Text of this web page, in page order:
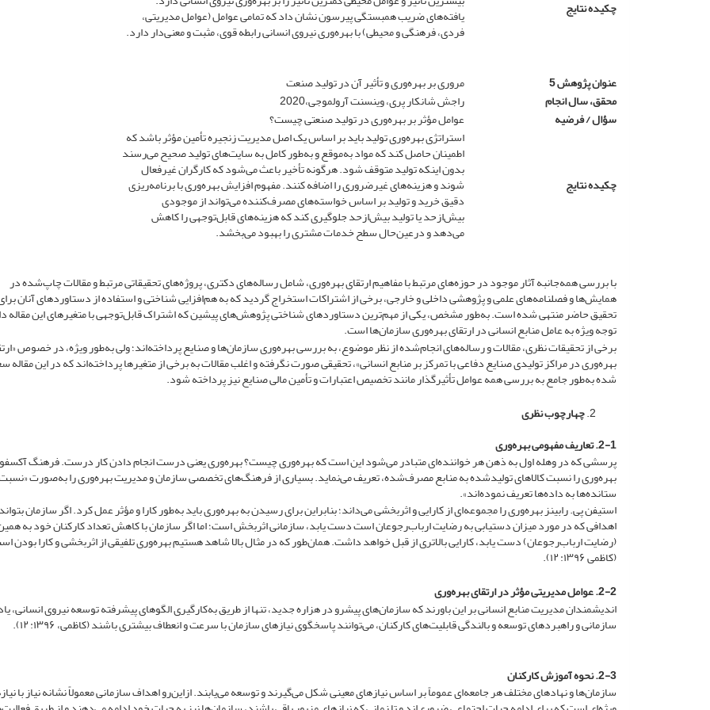
چکیده نتایج
یافته‌های ضریب همبستگی پیرسون نشان داد که تمامی عوامل (عوامل مدیریتی،
فردی، فرهنگی و محیطی) با بهره‌وری نیروی انسانی رابطه قوی، مثبت و معنی‌دار دارد.
عنوان پژوهش 5
مروری بر بهره‌وری و تأثیر آن در تولید صنعت
محقق، سال انجام
راجش شانکار پری، وینسنت آرولموجی،2020
سؤال / فرضیه
عوامل مؤثر بر بهره‌وری در تولید صنعتی چیست؟
چکیده نتایج
استراتژی بهره‌وری تولید باید بر اساس یک اصل مدیریت زنجیره تأمین مؤثر باشد که
اطمینان حاصل کند که مواد به‌موقع و به‌طور کامل به سایت‌های تولید صحیح می‌رسند
بدون اینکه تولید متوقف شود. هرگونه تأخیر باعث می‌شود که کارگران غیرفعال
شوند و هزینه‌های غیرضروری را اضافه کنند. مفهوم افزایش بهره‌وری با برنامه‌ریزی
دقیق خرید و تولید بر اساس خواسته‌های مصرف‌کننده می‌تواند از موجودی
بیش‌ازحد یا تولید بیش‌ازحد جلوگیری کند که هزینه‌های قابل‌توجهی را کاهش
می‌دهد و درعین‌حال سطح خدمات مشتری را بهبود می‌بخشد.
با بررسی همه‌جانبه آثار موجود در حوزه‌های مرتبط با مفاهیم ارتقای بهره‌وری، شامل رساله‌های دکتری، پروژه‌های تحقیقاتی مرتبط و مقالات چاپ‌شده در
همایش‌ها و فصلنامه‌های علمی و پژوهشی داخلی و خارجی، برخی از اشتراکات استخراج گردید که به هم‌افزایی شناختی و استفاده از دستاوردهای آنان
تحقیق حاضر منتهی شده است. به‌طور مشخص، یکی از مهم‌ترین دستاوردهای شناختی پژوهش‌های پیشین که اشتراک قابل‌توجهی با متغیرهای این مقاله
توجه ویژه به عامل منابع انسانی در ارتقای بهره‌وری سازمان‌ها است.
برخی از تحقیقات نظری، مقالات و رساله‌های انجام‌شده از نظر موضوع، به بررسی بهره‌وری سازمان‌ها و صنایع پرداخته‌اند؛ ولی به‌طور ویژه، در خصوص
بهره‌وری در مراکز تولیدی صنایع دفاعی با تمرکز بر منابع انسانی»، تحقیقی صورت نگرفته و اغلب مقالات به برخی از متغیرها پرداخته‌اند که در این مقاله
شده به‌طور جامع به بررسی همه عوامل تأثیرگذار مانند تخصیص اعتبارات و تأمین مالی صنایع نیز پرداخته شود.
چهارچوب نظری
2-1. تعاریف مفهومی بهره‌وری
پرسشی که در وهله اول به ذهن هر خواننده‌ای متبادر می‌شود این است که بهره‌وری چیست؟ بهره‌وری یعنی درست انجام دادن کار درست. فرهنگ
بهره‌وری را نسبت کالاهای تولیدشده به منابع مصرف‌شده، تعریف می‌نماید. بسیاری از فرهنگ‌های تخصصی سازمان و مدیریت بهره‌وری را به‌صورت
ستانده‌ها به داده‌ها تعریف نموده‌اند».
استیفن پی. رابینز بهره‌وری را مجموعه‌ای از کارایی و اثربخشی می‌داند؛ بنابراین برای رسیدن به بهره‌وری باید به‌طور کارا و مؤثر عمل کرد. اگر سازمان
اهدافی که در مورد میزان دستیابی به رضایت ارباب‌رجوعان است دست یابد، سازمانی اثربخش است؛ اما اگر سازمان با کاهش تعداد کارکنان خود به
(رضایت ارباب‌رجوعان) دست یابد، کارایی بالاتری از قبل خواهد داشت. همان‌طور که در مثال بالا شاهد هستیم بهره‌وری تلفیقی از اثربخشی و کارا بودن
(کاظمی ۱۳۹۶: ۱۲).
2-2. عوامل مدیریتی مؤثر در ارتقای بهره‌وری
اندیشمندان مدیریت منابع انسانی بر این باورند که سازمان‌های پیشرو در هزاره جدید، تنها از طریق به‌کارگیری الگوهای پیشرفته توسعه نیروی انسانی،
سازمانی و راهبردهای توسعه و بالندگی قابلیت‌های کارکنان، می‌توانند پاسخ­­گوی نیازهای سازمان با سرعت و انعطاف بیشتری باشند (کاظمی، ۱۳۹۶: ۱۲).
2-3. نحوه آموزش کارکنان
سازمان‌ها و نهادهای مختلف هر جامعه‌ای عموماً بر اساس نیازهای معینی شکل می‌گیرند و توسعه می‌یابند. ازاین‌رو اهداف سازمانی معمولاً نشانه نیاز با